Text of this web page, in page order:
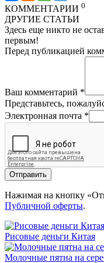
КОММЕНТАРИИ 0
ДРУГИЕ СТАТЬИ
Здесь еще никто не
первым!
Перед публикацией
Ваш комментарий *
Представьтесь,
Электронная почта *
Отправить
Нажимая на кнопку
Публичной оферты.
Рисовые деньги Китая
Молочные пятна на